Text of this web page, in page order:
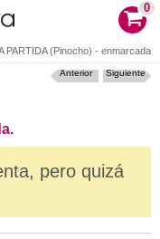
0
PARTIDA (Pinocho) - enmarcada.
Siguiente
Anterior
pero quizá